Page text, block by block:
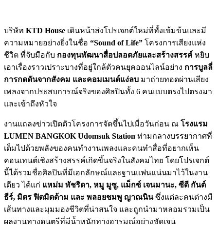
บริษัท KTD House เดินหน้าส่งโปรเจกต์ใหม่ที่ทั้งเข้มข้นและมี
ความหมายอย่างยิ่งในชื่อ “Sound of Life” โครงการเสียงแห่ง
ชีวิต ที่จับมือกับ กองทุนพัฒนาสื่อปลอดภัยและสร้างสรรค์ หยิบ
เอาเรื่องราวเปราะบางที่อยู่ใกล้ตัวคนยุคออนไลน์อย่าง การบูลลี่
การกดดันจากสังคม และคอมเมนต์แง่ลบ มาถ่ายทอดผ่านเสียง
เพลงจากประสบการณ์จริงของศิลปินทั้ง 6 คนแบบตรงไปตรงมา
และเข้าถึงหัวใจ
งานแถลงข่าวเปิดตัวโครงการจัดขึ้นไปเมื่อวันก่อน ณ โรงแรม
LUMEN BANGKOK Udomsuk Station ท่ามกลางบรรยากาศที่
เต็มไปด้วยพลังของคนทำงานเพลงและคนทำสื่อที่อยากเห็น
คอนเทนต์เชิงสร้างสรรค์เกิดขึ้นจริงในสังคมไทย โดยโปรเจกต์
นี้ได้รวมชื่อศิลปินที่มีเอกลักษณ์และฐานแฟนแน่นมาไว้ในงาน
เดียว ได้แก่ แหม่ม พัชริดา, หมู มูซู, แม็กซ์ เจนมานะ, ซีดี กันต์
ธีร์, มิตร ฟิตมิดด้าม และ พลอยชมพู ญาณนินซึ่งแต่ละคนต่างมี
เส้นทางและมุมมองชีวิตที่น่าสนใจ และถูกนำมาหลอมรวมเป็น
ผลงานทางดนตรีที่มีน้ำหนักทางอารมณ์อย่างชัดเจน